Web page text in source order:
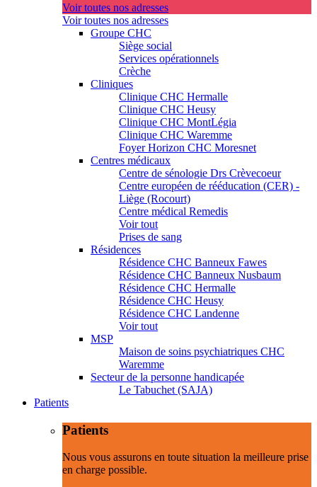
Voir toutes nos adresses
Voir toutes nos adresses
Groupe CHC
Siège social
Services opérationnels
Crèche
Cliniques
Clinique CHC Hermalle
Clinique CHC Heusy
Clinique CHC MontLégia
Clinique CHC Waremme
Foyer Horizon CHC Moresnet
Centres médicaux
Centre de sénologie Drs Crèvecoeur
Centre européen de rééducation (CER) -
Liège (Rocourt)
Centre médical Remedis
Voir tout
Prises de sang
Résidences
Résidence CHC Banneux Fawes
Résidence CHC Banneux Nusbaum
Résidence CHC Hermalle
Résidence CHC Heusy
Résidence CHC Landenne
Voir tout
MSP
Maison de soins psychiatriques CHC
Waremme
Secteur de la personne handicapée
Le Tabuchet (SAJA)
Patients
Patients
Nous vous assurons en toute situation la meilleure prise
en charge possible.